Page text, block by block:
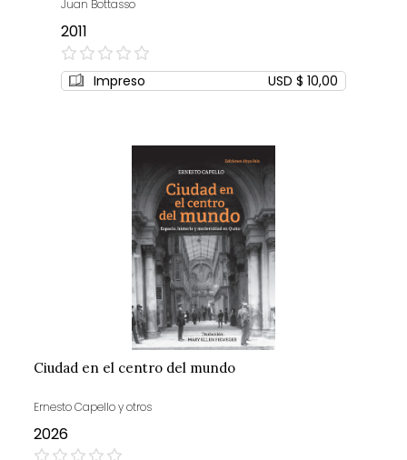
Juan Bottasso
2011
0%
Impreso USD $ 10,00
Ciudad en el centro del mundo
Ernesto Capello y otros
2026